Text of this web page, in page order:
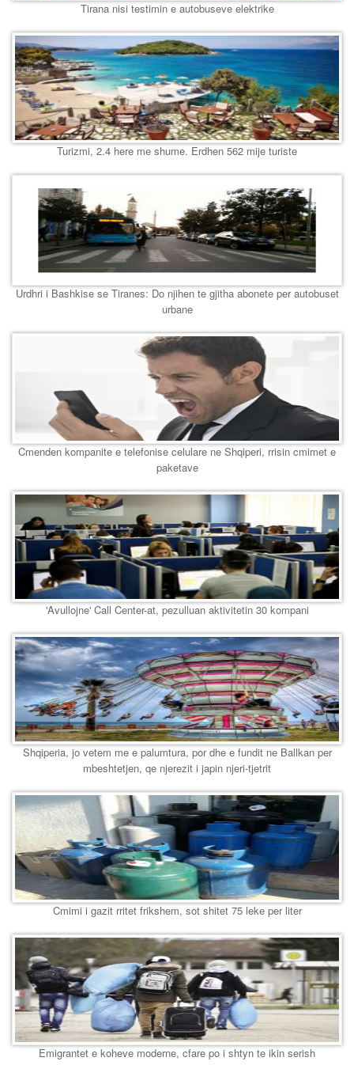
Tirana nisi testimin e autobuseve elektrike
Turizmi, 2.4 here me shume. Erdhen 562 mije turiste
Urdhri i Bashkise se Tiranes: Do njihen te gjitha abonete per autobuset
urbane
Cmenden kompanite e telefonise celulare ne Shqiperi, rrisin cmimet e
paketave
'Avullojne' Call Center-at, pezulluan aktivitetin 30 kompani
Shqiperia, jo vetem me e palumtura, por dhe e fundit ne Ballkan per
mbeshtetjen, qe njerezit i japin njeri-tjetrit
Cmimi i gazit rritet frikshem, sot shitet 75 leke per liter
Emigrantet e koheve moderne, cfare po i shtyn te ikin serish